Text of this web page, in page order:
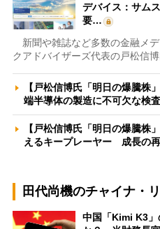
デバイス：サム
要…
新聞や雑誌など多数の金融メ
クアドバイザーズ代表の戸松信
【戸松信博氏「明日の爆騰株
端半導体の製造に不可欠な検
【戸松信博氏「明日の爆騰株
えるキープレーヤー 成長の
田代尚機のチャイナ・
中国「Kimi K3」